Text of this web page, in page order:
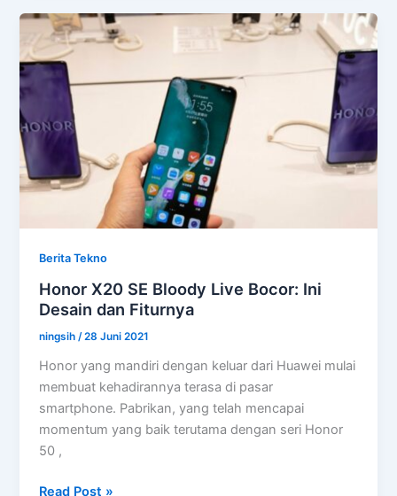
Juta
Pengguna
LinkedIn
Dijual
Dark
Web
Berita Tekno
Honor X20 SE Bloody Live Bocor: Ini
Desain dan Fiturnya
ningsih/28 Juni 2021
Honor yang mandiri dengan keluar dari Huawei mulai
membuat kehadirannya terasa di pasar
smartphone. Pabrikan, yang telah mencapai
momentum yang baik terutama dengan seri Honor
50 ,
Honor
Read Post »